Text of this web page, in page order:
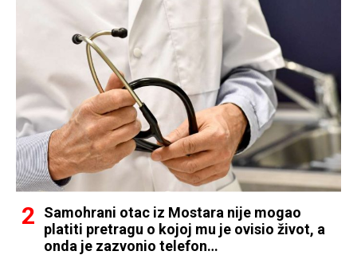
Samohrani otac iz Mostara nije mogao
platiti pretragu o kojoj mu je ovisio život, a
onda je zazvonio telefon…